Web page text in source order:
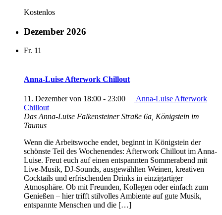
Kostenlos
Dezember 2026
Fr. 11
Anna-Luise Afterwork Chillout
11. Dezember von 18:00 - 23:00
Anna-Luise Afterwork
Chillout
Das Anna-Luise Falkensteiner Straße 6a, Königstein im
Taunus
Wenn die Arbeitswoche endet, beginnt in Königstein der
schönste Teil des Wochenendes: Afterwork Chillout im Anna-
Luise. Freut euch auf einen entspannten Sommerabend mit
Live-Musik, DJ-Sounds, ausgewählten Weinen, kreativen
Cocktails und erfrischenden Drinks in einzigartiger
Atmosphäre. Ob mit Freunden, Kollegen oder einfach zum
Genießen – hier trifft stilvolles Ambiente auf gute Musik,
entspannte Menschen und die […]